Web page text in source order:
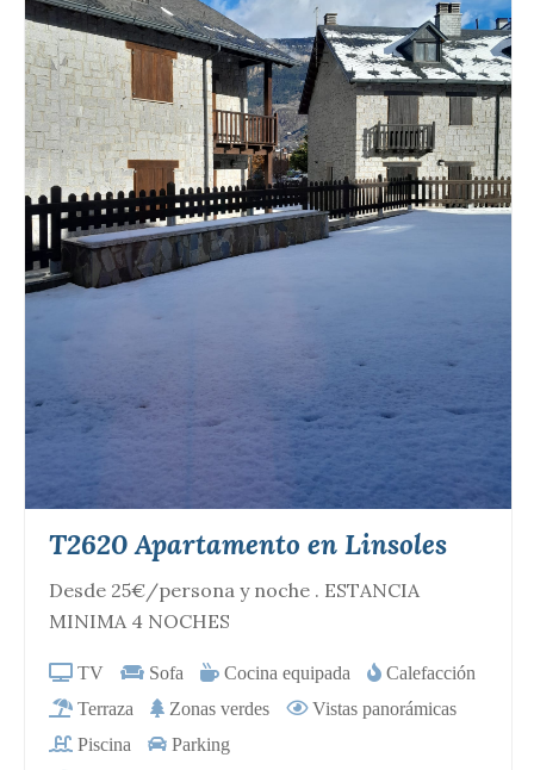
T2620 Apartamento en Linsoles
Desde 25€/persona y noche . ESTANCIA
MINIMA 4 NOCHES